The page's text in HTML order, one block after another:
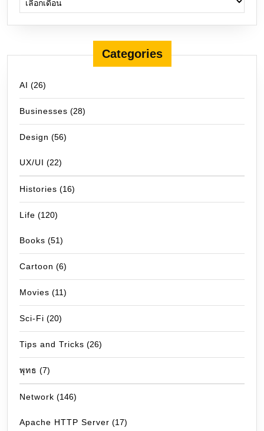
Categories
AI (26)
Businesses (28)
Design (56)
UX/UI (22)
Histories (16)
Life (120)
Books (51)
Cartoon (6)
Movies (11)
Sci-Fi (20)
Tips and Tricks (26)
พุทธ (7)
Network (146)
Apache HTTP Server (17)